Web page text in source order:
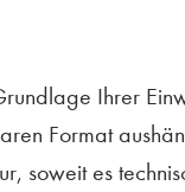
Ihrer
Format
soweit es